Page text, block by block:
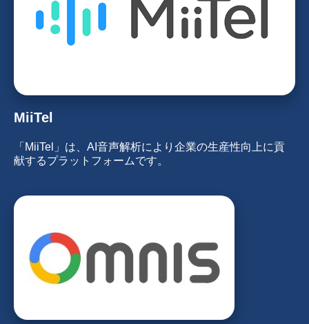
MiiTel
「MiiTel」は、AI音声解析により企業の生産性向上に貢
献するプラットフォームです。